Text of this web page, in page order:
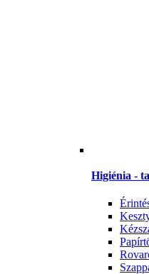
Higiénia -